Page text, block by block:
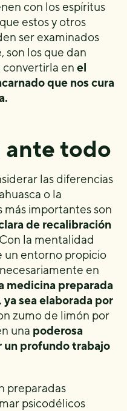
con los espíritus
estos y otros
ser examinados
son los que dan
convertirla en el
que nos cura
ante todo
las diferencias
o la
más importantes son
de recalibración
Con la mentalidad
un entorno propicio
en
medicina preparada
sea elaborada por
zumo de limón por
una poderosa
un profundo trabajo
preparadas
psicodélicos